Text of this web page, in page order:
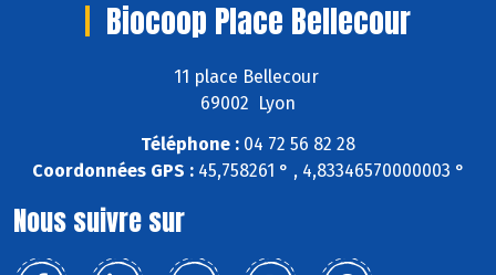
Biocoop Place Bellecour
11 place Bellecour
69002 Lyon
Téléphone : 04 72 56 82 28
Coordonnées GPS :45,758261 ° , 4,83346570000003 °
Nous suivre sur